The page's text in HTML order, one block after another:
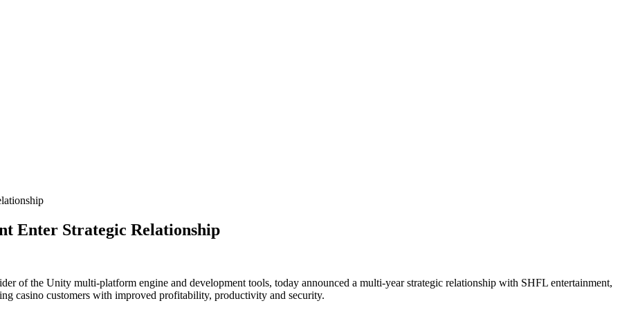
Enter Strategic Relationship
of the Unity multi-platform engine and development tools, today announced a multi-year strategic relationship with SHFL entertainment,
casino customers with improved profitability, productivity and security.